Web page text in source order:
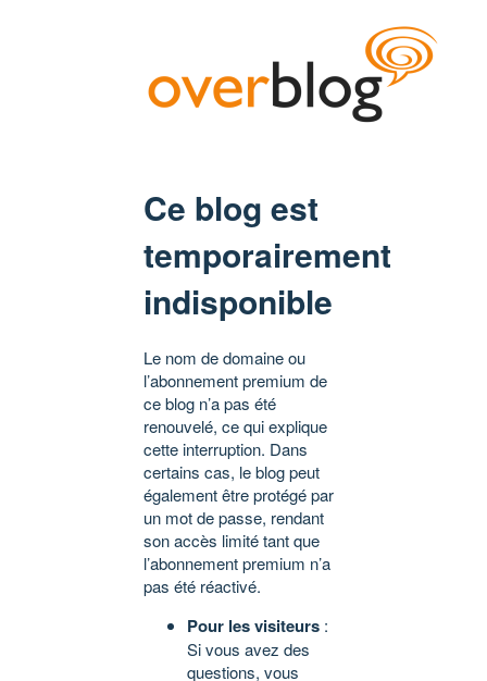
Ce blog est
temporairement
indisponible
Le nom de domaine ou
l’abonnement premium de
ce blog n’a pas été
renouvelé, ce qui explique
cette interruption. Dans
certains cas, le blog peut
également être protégé par
un mot de passe, rendant
son accès limité tant que
l’abonnement premium n’a
pas été réactivé.
Pour les visiteurs :
Si vous avez des
questions, vous